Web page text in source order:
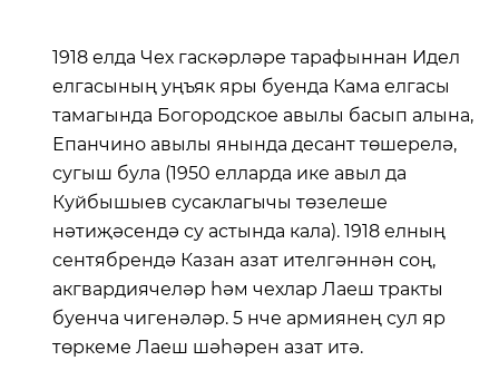
1918 елда Чех гаскәрләре тарафыннан Идел
елгасының уңъяк яры буенда Кама елгасы
тамагында Богородское авылы басып алына,
Епанчино авылы янында десант төшерелә,
сугыш була (1950 елларда ике авыл да
Куйбышыев сусаклагычы төзелеше
нәтиҗәсендә су астында кала). 1918 елның
сентябрендә Казан азат ителгәннән соң,
акгвардиячеләр һәм чехлар Лаеш тракты
буенча чигенәләр. 5 нче армиянең сул яр
төркеме Лаеш шәһәрен азат итә.